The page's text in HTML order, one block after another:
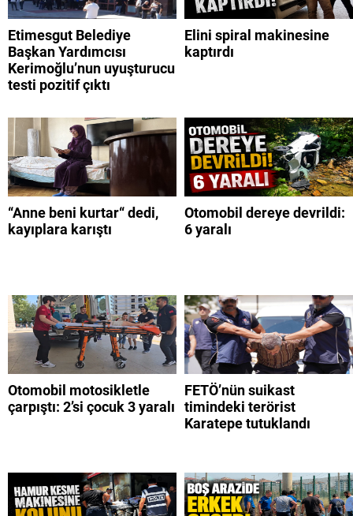
Etimesgut Belediye
Başkan Yardımcısı
Kerimoğlu’nun uyuşturucu
testi pozitif çıktı
Elini spiral makinesine
kaptırdı
“Anne beni kurtar“ dedi,
kayıplara karıştı
Otomobil dereye devrildi:
6 yaralı
Otomobil motosikletle
çarpıştı: 2’si çocuk 3 yaralı
FETÖ’nün suikast
timindeki terörist
Karatepe tutuklandı